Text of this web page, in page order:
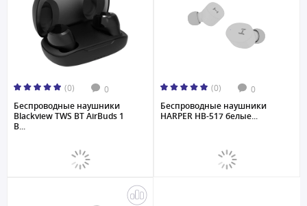
(0) 0
Беспроводные наушники
Blackview TWS BT AirBuds 1
B...
(0) 0
Беспроводные наушники
HARPER HB-517 белые...